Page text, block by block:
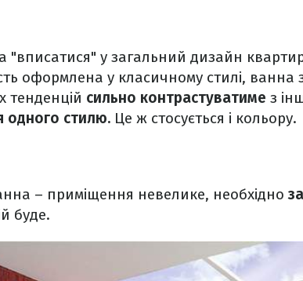
"вписатися" у загальний дизайн
оформлена у класичному стилі, ванна
тенденцій сильно контрастуватиме з
одного стилю. Це ж стосується і кольору.
– приміщення невелике, необхідно
буде.